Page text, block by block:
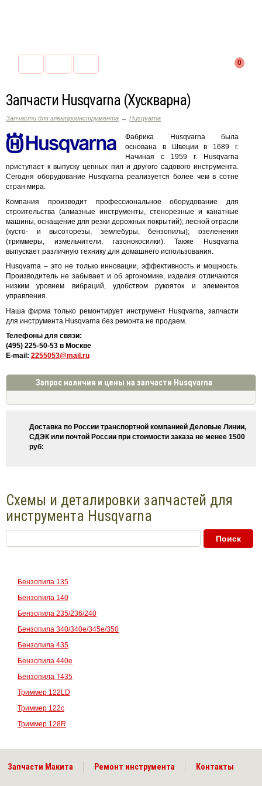
0
Запчасти Husqvarna (Хускварна)
Запчасти для электроинструмента → Husqvarna
Фабрика Husqvarna была
основана в Швеции в 1689 г.
Начиная с 1959 г. Husqvarna
приступает к выпуску цепных пил и другого садового инструмента.
Сегодня оборудование Husqvarna реализуется более чем в сотне
стран мира.
Компания производит профессиональное оборудование для
строительства (алмазные инструменты, стенорезные и канатные
машины, оснащение для резки дорожных покрытий); лесной отрасли
(кусто- и высоторезы, землебуры, бензопилы); озеленения
(триммеры, измельчители, газонокосилки). Также Husqvarna
выпускает различную технику для домашнего использования.
Husqvarna – это не только инновации, эффективность и мощность.
Производитель не забывает и об эргономике, изделия отличаются
низким уровнем вибраций, удобством рукояток и элементов
управления.
Наша фирма только ремонтирует инструмент Husqvarna, запчасти
для инструмента Husqvarna без ремонта не продаем.
Телефоны для связи:
(495) 225-50-53 в Москве
E-mail: 2255053@mail.ru
Запрос наличия и цены на запчасти Husqvarna
Доставка по России транспортной компанией Деловые Линии,
СДЭК или почтой России при стоимости заказа не менее 1500
руб:
Схемы и деталировки запчастей для
инструмента Husqvarna
Бензопила 135
Бензопила 140
Бензопила 235/236/240
Бензопила 340/340е/345е/350
Бензопила 435
Бензопила 440е
Бензопила Т435
Триммер 122LD
Триммер 122с
Триммер 128R
Запчасти Макита Ремонт инструмента Контакты